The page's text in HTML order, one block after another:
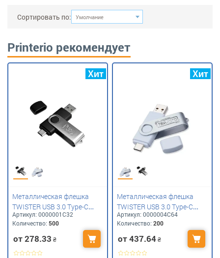
Сортировать по: Умолчание
Printerio рекомендует
Металлическая флешка
TWISTER USB 3.0 Type-C
OTG с логотипом 32 Gb
Артикул: 0000001С32
Количество: 500
от 278.33 ₴
Металлическая флешка
TWISTER USB 3.0 Type-C
OTG с логотипом 64 Gb
Артикул:0000004С64
Количество:200
от 437.64₴